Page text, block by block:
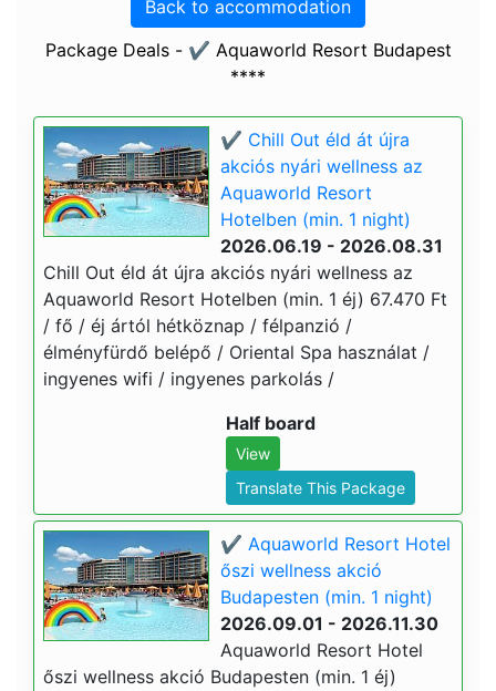
Back to accommodation
Package Deals - ✔️ Aquaworld Resort Budapest
****
✔️ Chill Out éld át újra
akciós nyári wellness az
Aquaworld Resort
Hotelben (min. 1 night)
2026.06.19 - 2026.08.31
Chill Out éld át újra akciós nyári wellness az
Aquaworld Resort Hotelben (min. 1 éj) 67.470 Ft
/ fő / éj ártól hétköznap / félpanzió /
élményfürdő belépő / Oriental Spa használat /
ingyenes wifi / ingyenes parkolás /
Half board
View
Translate This Package
✔️ Aquaworld Resort Hotel
őszi wellness akció
Budapesten (min. 1 night)
2026.09.01 - 2026.11.30
Aquaworld Resort Hotel
őszi wellness akció Budapesten (min. 1 éj)